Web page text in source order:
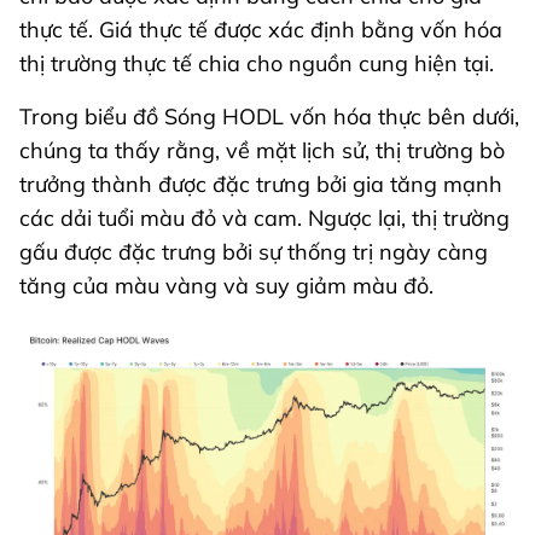
thực tế. Giá thực tế được xác định bằng vốn hóa
thị trường thực tế chia cho nguồn cung hiện tại.
Trong biểu đồ Sóng HODL vốn hóa thực bên dưới,
chúng ta thấy rằng, về mặt lịch sử, thị trường bò
trưởng thành được đặc trưng bởi gia tăng mạnh
các dải tuổi màu đỏ và cam. Ngược lại, thị trường
gấu được đặc trưng bởi sự thống trị ngày càng
tăng của màu vàng và suy giảm màu đỏ.